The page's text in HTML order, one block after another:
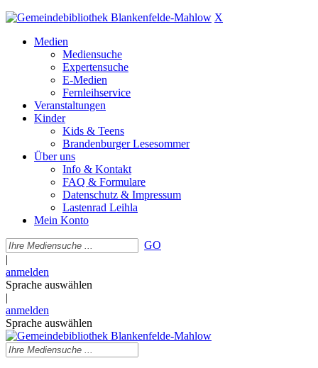
X
Medien
Mediensuche
Expertensuche
E-Medien
Fernleihservice
Veranstaltungen
Kinder
Kids & Teens
Brandenburger Lesesommer
Über uns
Info & Kontakt
FAQ & Formulare
Datenschutz & Impressum
Lastenrad Leihla
Mein Konto
GO
|
anmelden
Sprache auswählen
|
anmelden
Sprache auswählen